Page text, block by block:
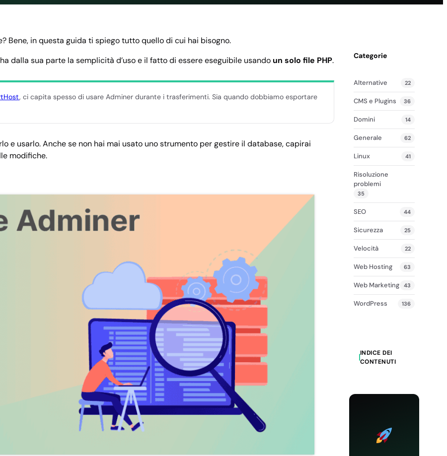
Bene, in questa guida ti spiego tutto quello di cui hai bisogno.
dalla sua parte la semplicità d’uso e il fatto di essere eseguibile usando un solo file PHP.
, ci capita spesso di usare Adminer durante i trasferimenti. Sia quando dobbiamo esportare
e usarlo. Anche se non hai mai usato uno strumento per gestire il database, capirai
modifiche.
Categorie
Alternative 22
CMS e Plugins 36
Domini 14
Generale 62
Linux 41
Risoluzione
problemi
35
SEO 44
Sicurezza 25
Velocità 22
Web Hosting 63
Web Marketing 43
WordPress 136
INDICE DEI
CONTENUTI